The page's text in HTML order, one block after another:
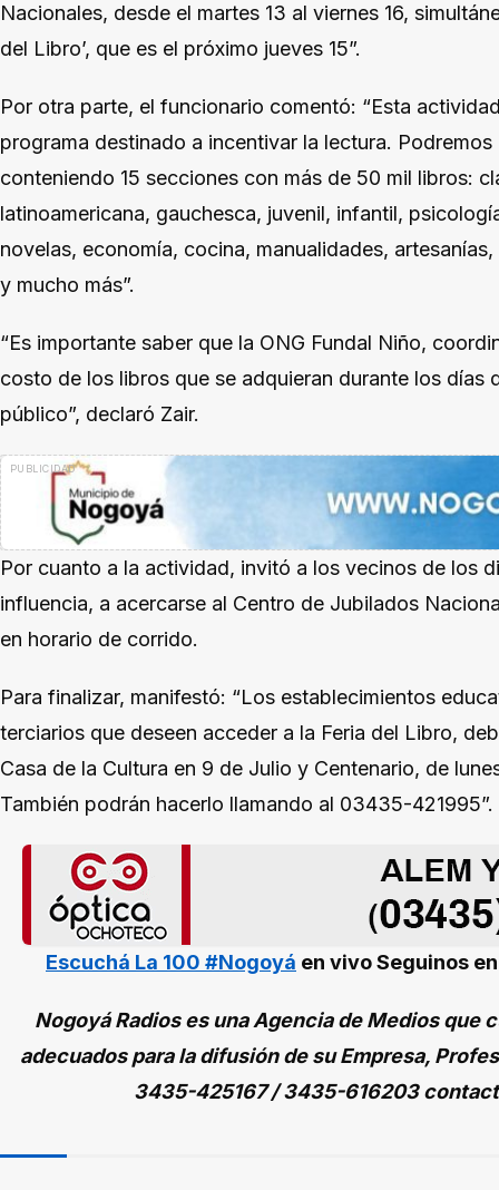
Nacionales, desde el martes 13 al viernes 16,
del Libro’, que es el próximo jueves 15”.
Por otra parte, el funcionario comentó: “Esta
programa destinado a incentivar la lectura.
conteniendo 15 secciones con más de 50 mil libros:
latinoamericana, gauchesca, juvenil, infantil,
novelas, economía, cocina, manualidades,
y mucho más”.
“Es importante saber que la ONG Fundal Niño,
costo de los libros que se adquieran durante los días
público”, declaró Zair.
Por cuanto a la actividad, invitó a los vecinos de los
influencia, a acercarse al Centro de Jubilados
en horario de corrido.
Para finalizar, manifestó: “Los establecimientos
terciarios que deseen acceder a la Feria del Libro,
Casa de la Cultura en 9 de Julio y Centenario, de
También podrán hacerlo llamando al 03435-421995”.
Escuchá La 100 #Nogoyá en vivoSeguinos
Nogoyá Radios es una Agencia de Medios
adecuados para la difusión de su Empresa,
3435-425167 / 3435-616203